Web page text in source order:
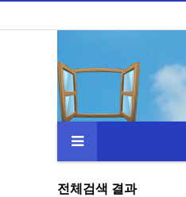
전체검색 결과